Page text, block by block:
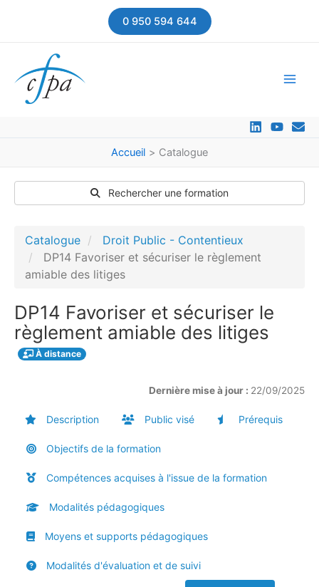
0 950 594 644
Accueil Catalogue
Rechercher une formation
Catalogue
Droit Public - Contentieux
DP14 Favoriser et sécuriser le règlement
amiable des litiges
DP14 Favoriser et sécuriser le
règlement amiable des litiges
À distance
Dernière mise à jour : 22/09/2025
Description Public visé Prérequis
Objectifs de la formation
Compétences acquises à l'issue de la formation
Modalités pédagogiques
Moyens et supports pédagogiques
Modalités d'évaluation et de suivi